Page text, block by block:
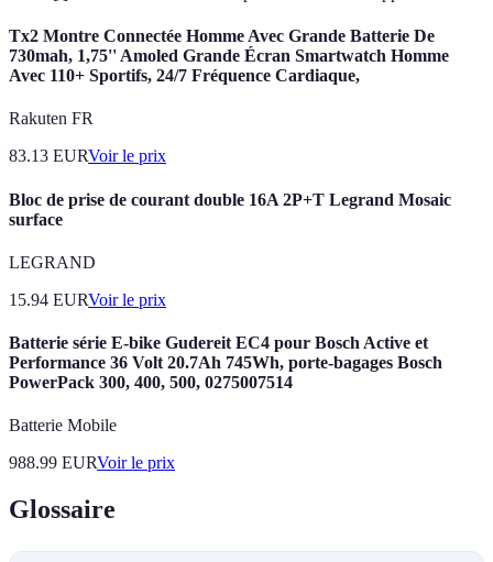
Tx2 Montre Connectée Homme Avec Grande Batterie De
730mah, 1,75'' Amoled Grande Écran Smartwatch Homme
Avec 110+ Sportifs, 24/7 Fréquence Cardiaque,
Rakuten FR
83.13 EURVoir le prix
Bloc de prise de courant double 16A 2P+T Legrand Mosaic
surface
LEGRAND
15.94 EURVoir le prix
Batterie série E-bike Gudereit EC4 pour Bosch Active et
Performance 36 Volt 20.7Ah 745Wh, porte-bagages Bosch
PowerPack 300, 400, 500, 0275007514
Batterie Mobile
988.99 EURVoir le prix
Glossaire